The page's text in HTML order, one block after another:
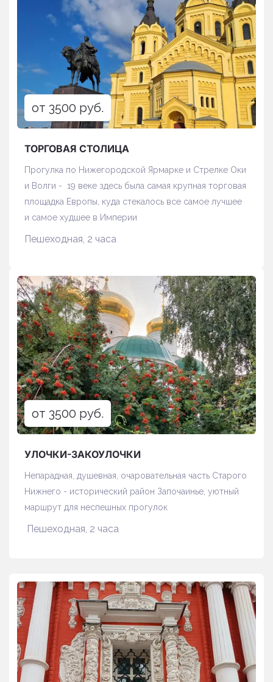
ТОРГОВАЯ СТОЛИЦА
от 3500 руб.
Прогулка по Нижегородской Ярмарке и Стрелке Оки
и Волги - 19 веке здесь была самая крупная торговая
площадка Европы, куда стекалось все самое лучшее
и самое худшее в Империи
Пешеходная, 2 часа
УЛОЧКИ-ЗАКОУЛОЧКИ
от 3500 руб.
Непарадная, душевная, очаровательная часть Старого
Нижнего - исторический район Започаинье, уютный
маршрут для неспешных прогулок
Пешеходная, 2 часа